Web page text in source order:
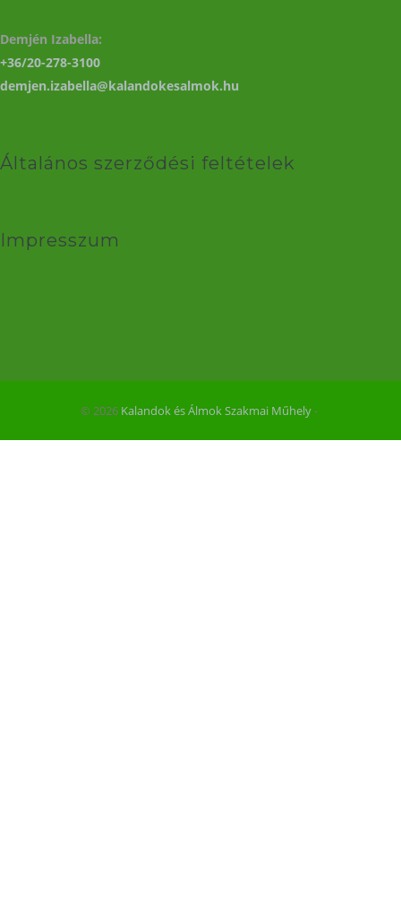
Demjén Izabella:
+36/20-278-3100
demjen.izabella@kalandokesalmok.hu
Általános szerződési feltételek
Impresszum
© 2026 Kalandok és Álmok Szakmai Műhely‐